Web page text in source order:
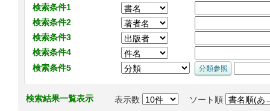
検索条件1
検索条件2
検索条件3
検索条件4
検索条件5
検索結果一覧表示 表示数 ソート順